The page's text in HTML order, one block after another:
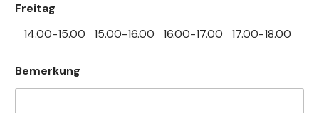
Freitag
14.00-15.00
15.00-16.00 16.00-17.00 17.00-18.00
Bemerkung